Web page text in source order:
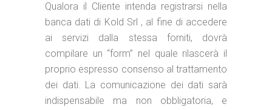
Qualora il Cliente intenda registrarsi nella
banca dati di Kold Srl , al fine di accedere
ai servizi dalla stessa forniti, dovrà
compilare un “form” nel quale rilascerà il
proprio espresso consenso al trattamento
dei dati. La comunicazione dei dati sarà
indispensabile ma non obbligatoria, e